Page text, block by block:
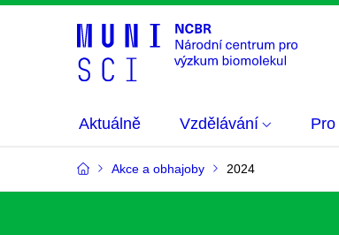
Aktuálně Vzdělávání
Akce a obhajoby 2024